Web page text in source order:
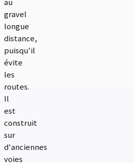
gravel
longue
distance,
puisqu'il
évite
les
routes.
Il
est
construit
sur
d'anciennes
voies